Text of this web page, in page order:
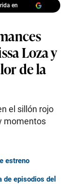
en
Loza y
de la
el sillón rojo
momentos
estreno
de episodios del